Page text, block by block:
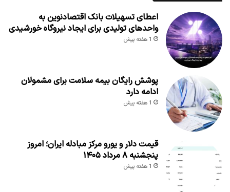
اعطای تسهیلات بانک اقتصادنوین به
واحدهای تولیدی برای ایجاد نیروگاه خورشیدی
1 هفته پیش
پوشش رایگان بیمه سلامت برای مشمولان
ادامه دارد
1 هفته پیش
قیمت دلار و یورو مرکز مبادله ایران؛ امروز
پنجشنبه ۸ مرداد ۱۴۰۵
1 هفته پیش